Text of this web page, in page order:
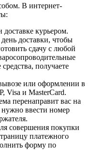
В интернет-
курьером.
доставки, чтобы
сдачу с любой
получаете
или оформлении в
Visa и MasterCard.
перенаправит вас на
нужно ввести номер
совершения покупки
платежного
форму по